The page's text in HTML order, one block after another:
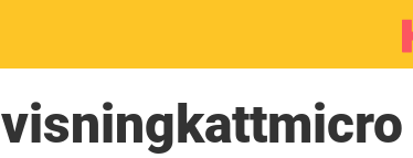
visningkattmicro